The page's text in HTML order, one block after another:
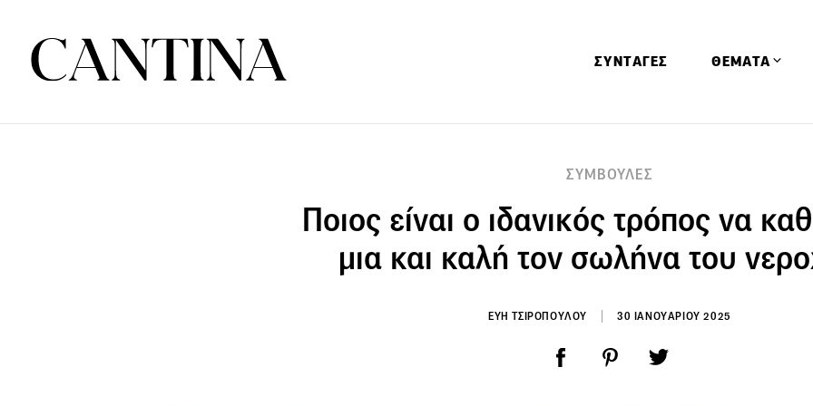
ΣΥΝΤΑΓΕΣ ΘΕΜΑΤΑ
Ειδήσεις
ΣΥΜΒΟΥΛΕΣ
Ποιος είναι ο ιδανικός τρόπος να
μια και καλή τον σωλήνα του
ΕΥΗ ΤΣΙΡΟΠΟΥΛΟΥ 30 ΙΑΝΟΥΑΡΙΟΥ 2025